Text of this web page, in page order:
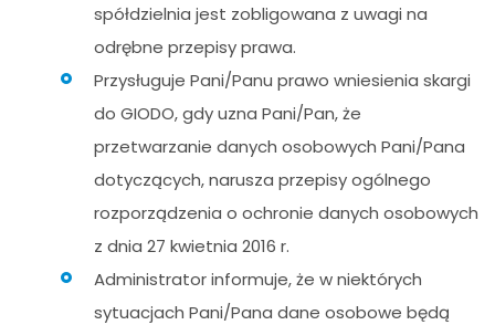
spółdzielnia jest zobligowana z uwagi na
odrębne przepisy prawa.
Przysługuje Pani/Panu prawo wniesienia skargi
do GIODO, gdy uzna Pani/Pan, że
przetwarzanie danych osobowych Pani/Pana
dotyczących, narusza przepisy ogólnego
rozporządzenia o ochronie danych osobowych
z dnia 27 kwietnia 2016 r.
Administrator informuje, że w niektórych
sytuacjach Pani/Pana dane osobowe będą